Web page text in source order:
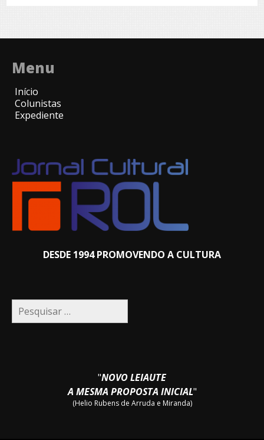
Menu
Início
Colunistas
Expediente
DESDE 1994 PROMOVENDO A CULTURA
Pesquisar
por:
"NOVO LEIAUTE
A MESMA PROPOSTA INICIAL"
(Helio Rubens de Arruda e Miranda)